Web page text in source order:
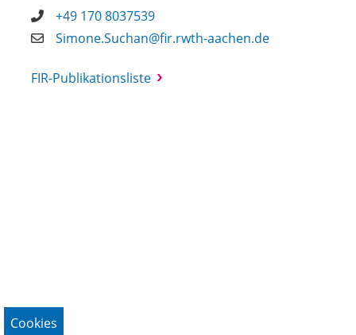
+49 170 8037539
Simone.Suchan@fir.rwth-aachen.de
FIR-Publikationsliste
Cookies